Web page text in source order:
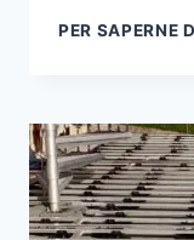
PER SAPERNE